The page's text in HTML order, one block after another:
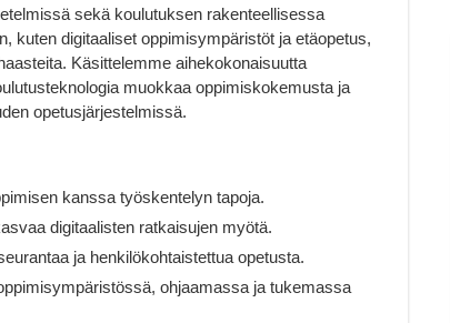
sekä koulutuksen rakenteellisessa
kuten digitaaliset oppimisympäristöt ja etäopetus,
Käsittelemme aihekokonaisuutta
muokkaa oppimiskokemusta ja
opetusjärjestelmissä.
kanssa työskentelyn tapoja.
digitaalisten ratkaisujen myötä.
ja henkilökohtaistettua opetusta.
ohjaamassa ja tukemassa